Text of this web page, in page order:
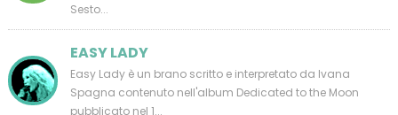
Sesto...
EASY LADY
Easy Lady è un brano scritto e interpretato da Ivana
Spagna contenuto nell'album Dedicated to the Moon
pubblicato nel 1...